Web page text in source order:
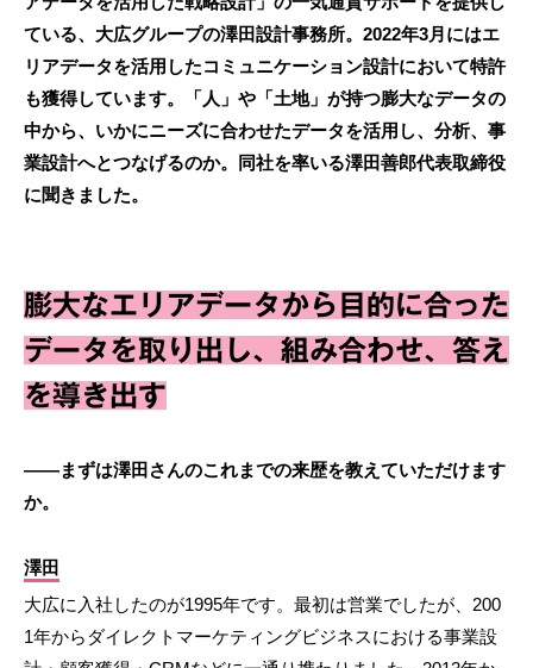
ている、大広グループの澤田設計事務所。2022年3月にはエ
リアデータを活用したコミュニケーション設計において特許
も獲得しています。「人」や「土地」が持つ膨大なデータの
中から、いかにニーズに合わせたデータを活用し、分析、事
業設計へとつなげるのか。同社を率いる澤田善郎代表取締役
に聞きました。
膨大なエリアデータから目的に合った
データを取り出し、組み合わせ、答え
を導き出す
――まずは澤田さんのこれまでの来歴を教えていただけます
か。
澤田
大広に入社したのが1995年です。最初は営業でしたが、200
1年からダイレクトマーケティングビジネスにおける事業設